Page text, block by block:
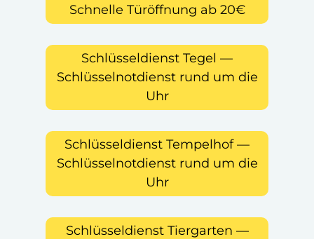
Schnelle Türöffnung ab 20€
Schlüsseldienst Tegel —
Schlüsselnotdienst rund um die
Uhr
Schlüsseldienst Tempelhof —
Schlüsselnotdienst rund um die
Uhr
Schlüsseldienst Tiergarten —